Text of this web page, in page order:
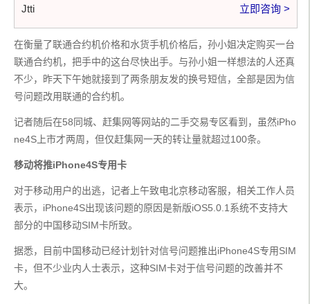
Jtti 立即咨询 >
在衡量了联通合约机价格和水货手机价格后，孙小姐决定购买一台
联通合约机，把手中的这台尽快出手。与孙小姐一样想法的人还真
不少，昨天下午她就接到了两条朋友发的换号短信，全部是因为信
号问题改用联通的合约机。
记者随后在58同城、赶集网等网站的二手交易专区看到，虽然iPho
ne4S上市才两周，但仅赶集网一天的转让量就超过100条。
移动将推iPhone4S专用卡
对于移动用户的出逃，记者上午致电北京移动客服，相关工作人员
表示，iPhone4S出现该问题的原因是新版iOS5.0.1系统不支持大
部分的中国移动SIM卡所致。
据悉，目前中国移动已经计划针对信号问题推出iPhone4S专用SIM
卡，但不少业内人士表示，这种SIM卡对于信号问题的改善并不
大。